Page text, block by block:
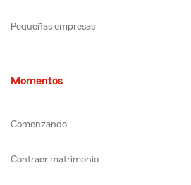
Pequeñas empresas
Momentos
Comenzando
Contraer matrimonio